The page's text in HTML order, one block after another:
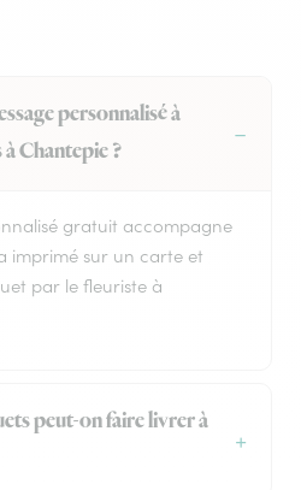
personnalisé à
Chantepie ?
gratuit accompagne
imprimé sur un carte et
par le fleuriste à
peut-on faire livrer à